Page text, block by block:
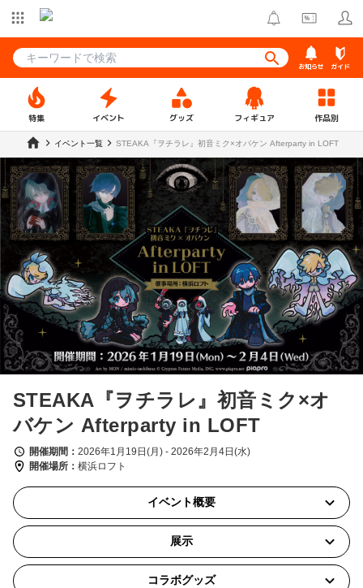
お知らせ ガイド
特集 イベント グッズ フィギュア 作品別
イベント一覧 STEAKA『ヲチラレ』初音ミク×オバケン Afterparty in LOFT
STEAKA『ヲチラレ』初音ミク×オ
バケン Afterparty in LOFT
開催期間
2026年1月19日(月) - 2026年2月4日(水)
開催場所
横浜ロフト
イベント概要
展示
コラボグッズ